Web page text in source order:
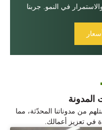
في النمو. جربنا
من مدوناتنا المحدّثة، مما
في تعزيز أعمالك.